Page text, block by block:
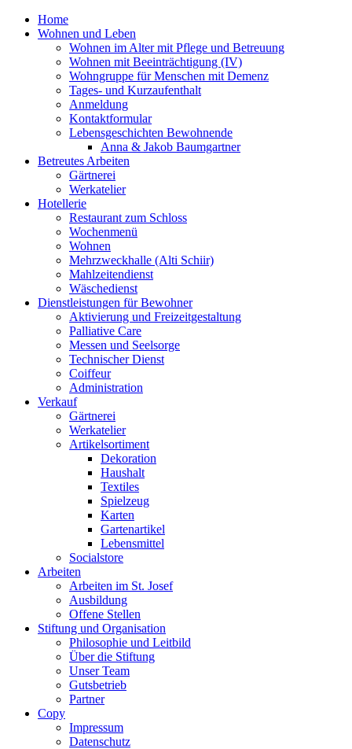
Home
Wohnen und Leben
Wohnen im Alter mit Pflege und Betreuung
Wohnen mit Beeinträchtigung (IV)
Wohngruppe für Menschen mit Demenz
Tages- und Kurzaufenthalt
Anmeldung
Kontaktformular
Lebensgeschichten Bewohnende
Anna & Jakob Baumgartner
Betreutes Arbeiten
Gärtnerei
Werkatelier
Hotellerie
Restaurant zum Schloss
Wochenmenü
Wohnen
Mehrzweckhalle (Alti Schiir)
Mahlzeitendienst
Wäschedienst
Dienstleistungen für Bewohner
Aktivierung und Freizeitgestaltung
Palliative Care
Messen und Seelsorge
Technischer Dienst
Coiffeur
Administration
Verkauf
Gärtnerei
Werkatelier
Artikelsortiment
Dekoration
Haushalt
Textiles
Spielzeug
Karten
Gartenartikel
Lebensmittel
Socialstore
Arbeiten
Arbeiten im St. Josef
Ausbildung
Offene Stellen
Stiftung und Organisation
Philosophie und Leitbild
Über die Stiftung
Unser Team
Gutsbetrieb
Partner
Copy
Impressum
Datenschutz